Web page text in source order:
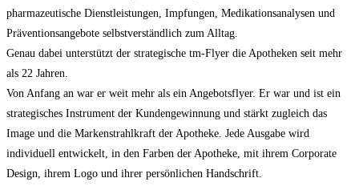
pharmazeutische Dienstleistungen, Impfungen, Medikationsanalysen und
Präventionsangebote selbstverständlich zum Alltag.
Genau dabei unterstützt der strategische tm-Flyer die Apotheken seit mehr
als 22 Jahren.
Von Anfang an war er weit mehr als ein Angebotsflyer. Er war und ist ein
strategisches Instrument der Kundengewinnung und stärkt zugleich das
Image und die Markenstrahlkraft der Apotheke. Jede Ausgabe wird
individuell entwickelt, in den Farben der Apotheke, mit ihrem Corporate
Design, ihrem Logo und ihrer persönlichen Handschrift.